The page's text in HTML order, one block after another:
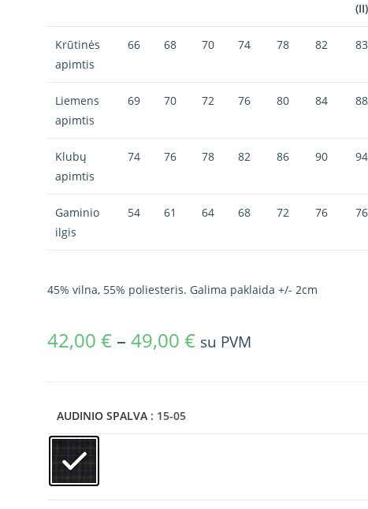
(II)
Krūtinės
apimtis
66 68 70 74 78 82 83
Liemens
apimtis
69 70 72 76 80 84 88
Klubų
apimtis
74 76 78 82 86 90 94
Gaminio
ilgis
54 61 64 68 72 76 76
45% vilna, 55% poliesteris. Galima paklaida +/- 2cm
42,00 € – 49,00 € su PVM
AUDINIO SPALVA : 15-05